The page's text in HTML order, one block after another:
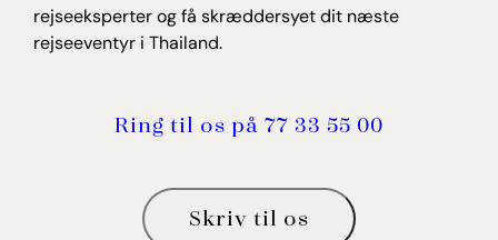
rejseeksperter og få skræddersyet dit næste
rejseeventyr i Thailand.
Ring til os på 77 33 55 00
Skriv til os